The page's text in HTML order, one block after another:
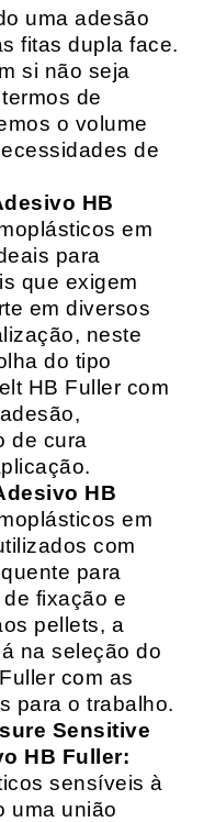
uma adesão
fitas dupla face.
si não seja
de
o volume
de
HB
em
para
que exigem
em diversos
neste
do tipo
HB Fuller com
de cura
HB
em
com
para
fixação e
pellets, a
na seleção do
com as
para o trabalho.
Sensitive
HB Fuller:
sensíveis à
uma união